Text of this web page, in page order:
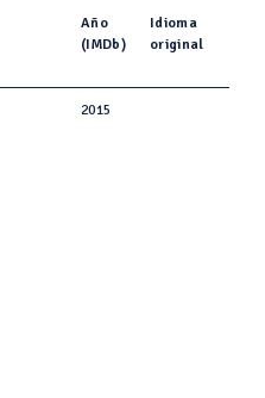
Año
(IMDb)
Idioma
original
2015